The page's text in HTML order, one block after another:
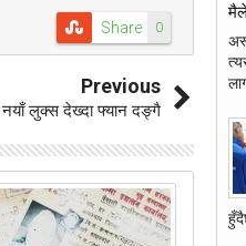
0
Share
Previous
लुक्स देख्दा फ्यान दङ्गै
23
May
2018